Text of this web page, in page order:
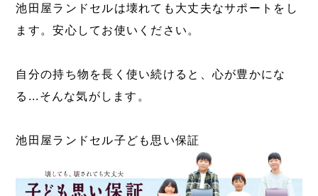
池田屋ランドセルは壊れても大丈夫なサポートをし
ます。安心してお使いください。
自分の持ち物を長く使い続けると、心が豊かにな
る...そんな気がします。
池田屋ランドセル子ども思い保証